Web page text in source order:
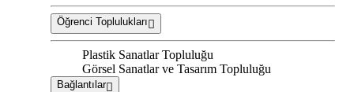
Öğrenci Toplulukları
Plastik Sanatlar Topluluğu
Görsel Sanatlar ve Tasarım Topluluğu
Bağlantılar